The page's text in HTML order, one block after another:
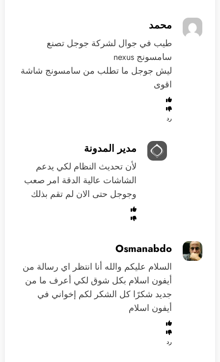
محمد
طيب في جوال لشركة جوجل تصنع
سامسونج nexus
ليش جوجل ما تطلب من سامسونج شاشة
اقوى
رد
مدير المدونة
لأن تحديث النظام لكي يدعم
الشاشات عالية الدقة امر صعب
وجوجل حتى الان لم تقم بذلك
Osmanabdo
السلام عليكم والله أنا انتظر اي رسالة من
أيفون اسلام بكل شوق لكي أعرف ما من
جديد شكرًا كل الشكر لكم إخواني في
أيفون اسلام
رد